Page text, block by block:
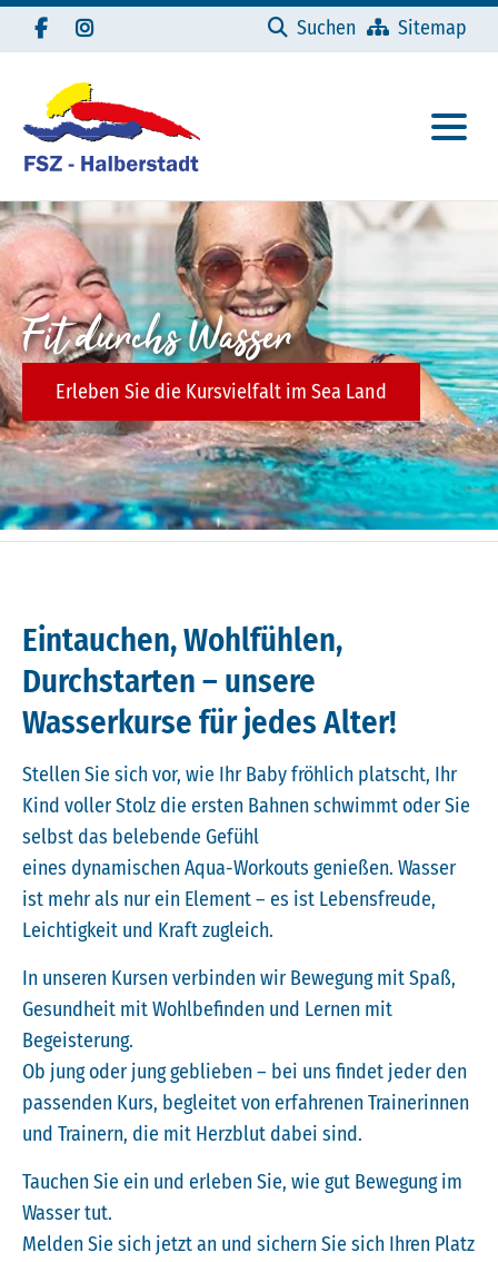
Navigation überspringen
Suchen
Sitemap
Fit durchs Wasser
Erleben Sie die Kursvielfalt im Sea Land
Eintauchen, Wohlfühlen,
Durchstarten – unsere
Wasserkurse für jedes Alter!
Stellen Sie sich vor, wie Ihr Baby fröhlich platscht, Ihr
Kind voller Stolz die ersten Bahnen schwimmt oder Sie
selbst das belebende Gefühl
eines dynamischen Aqua-Workouts genießen. Wasser
ist mehr als nur ein Element – es ist Lebensfreude,
Leichtigkeit und Kraft zugleich.
In unseren Kursen verbinden wir Bewegung mit Spaß,
Gesundheit mit Wohlbefinden und Lernen mit
Begeisterung.
Ob jung oder jung geblieben – bei uns findet jeder den
passenden Kurs, begleitet von erfahrenen Trainerinnen
und Trainern, die mit Herzblut dabei sind.
Tauchen Sie ein und erleben Sie, wie gut Bewegung im
Wasser tut.
Melden Sie sich jetzt an und sichern Sie sich Ihren Platz